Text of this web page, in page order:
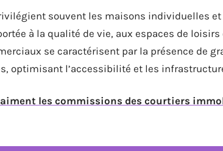
souvent les maisons individuelles
à la qualité de vie, aux espaces de loisirs
se caractérisent par la présence de
optimisant l’accessibilité et les
les commissions des courtiers